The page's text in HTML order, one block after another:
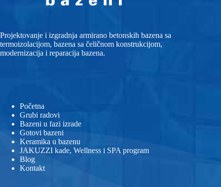
Projektovanje i izgradnja armirano betonskih bazena sa
termoizolacijom, bazena sa čeličnom konstrukcijom,
modernizacija i reparacija bazena.
Početna
Grubi radovi
Bazeni u fazi izrade
Gotovi bazeni
Keramika u bazenu
JAKUZZI kade, Wellness i SPA program
Blog
Kontakt